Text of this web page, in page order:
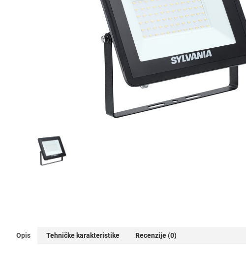
Opis Tehničke karakteristike Recenzije (0)